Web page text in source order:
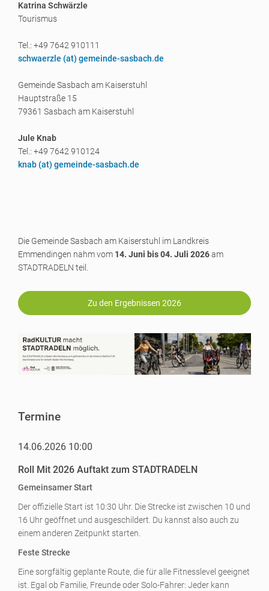
Katrina Schwärzle
Tourismus
Tel.: +49 7642 910111
schwaerzle (at) gemeinde-sasbach.de
Gemeinde Sasbach am Kaiserstuhl
Hauptstraße 15
79361 Sasbach am Kaiserstuhl
Jule Knab
Tel.: +49 7642 910124
knab (at) gemeinde-sasbach.de
Die Gemeinde Sasbach am Kaiserstuhl im Landkreis
Emmendingen nahm vom 14. Juni bis 04. Juli 2026am
STADTRADELN teil.
Zu den Ergebnissen 2026
Termine
14.06.2026 10:00
Roll Mit 2026 Auftakt zum STADTRADELN
Gemeinsamer Start
Der offizielle Start ist 10:30 Uhr. Die Strecke ist zwischen 10 und
16 Uhr geöffnet und ausgeschildert. Du kannst also auch zu
einem anderen Zeitpunkt starten.
Feste Strecke
Eine sorgfältig geplante Route, die für alle Fitnesslevel geeignet
ist. Egal ob Familie, Freunde oder Solo-Fahrer: Jeder kann